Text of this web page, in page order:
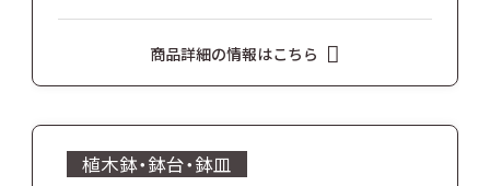
商品詳細の情報はこちら
植木鉢・鉢台・鉢皿